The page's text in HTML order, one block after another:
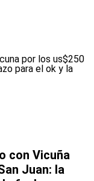
con Vicuña
Juan: la